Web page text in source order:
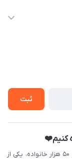
ثبت
کنیم❤️
با سال‌ها سابقه و اعتماد بیش از ۵۰ هزار خانواده، یکی از